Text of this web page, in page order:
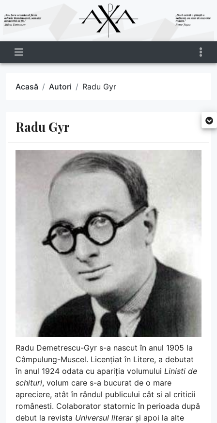
Acasă Autori Radu Gyr
Radu Gyr
Radu Demetrescu-Gyr s-a nascut în anul 1905 la
Câmpulung-Muscel. Licențiat în Litere, a debutat
în anul 1924 odata cu apariția volumului Linisti de
schituri, volum care s-a bucurat de o mare
apreciere, atât în rândul publicului cât si al criticii
românesti. Colaborator statornic în perioada după
debut la revista Universul literarși apoi la alte